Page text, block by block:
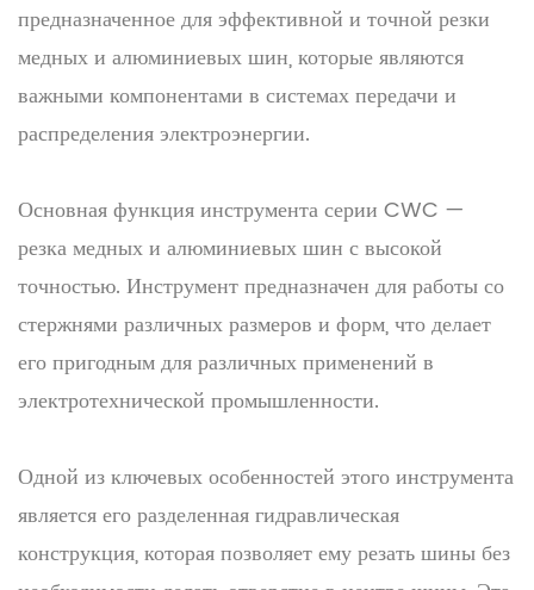
предназначенное для эффективной и точной резки
медных и алюминиевых шин, которые являются
важными компонентами в системах передачи и
распределения электроэнергии.
Основная функция инструмента серии CWC —
резка медных и алюминиевых шин с высокой
точностью. Инструмент предназначен для работы со
стержнями различных размеров и форм, что делает
его пригодным для различных применений в
электротехнической промышленности.
Одной из ключевых особенностей этого инструмента
является его разделенная гидравлическая
конструкция, которая позволяет ему резать шины без